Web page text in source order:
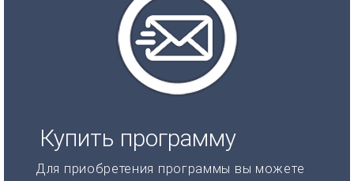
Купить программу
Для приобретения программы вы можете